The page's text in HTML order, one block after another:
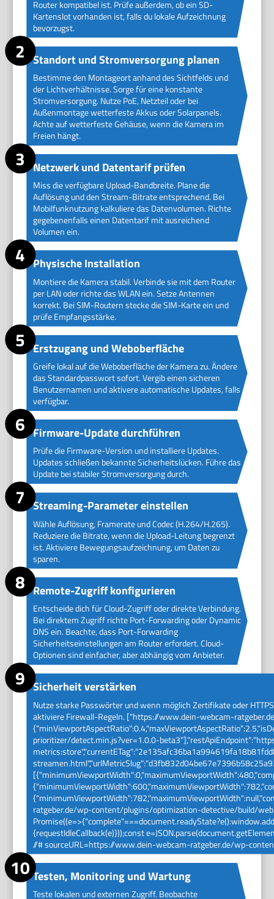
Router kompatibel ist. Prüfe außerdem, ob ein SD-
Kartenslot vorhanden ist, falls du lokale Aufzeichnung
bevorzugst.
Standort und Stromversorgung planen
Bestimme den Montageort anhand des Sichtfelds und
der Lichtverhältnisse. Sorge für eine konstante
Stromversorgung. Nutze PoE, Netzteil oder bei
Außenmontage wetterfeste Akkus oder Solarpanels.
Achte auf wetterfeste Gehäuse, wenn die Kamera im
Freien hängt.
Netzwerk und Datentarif prüfen
Miss die verfügbare Upload-Bandbreite. Plane die
Auflösung und den Stream-Bitrate entsprechend. Bei
Mobilfunknutzung kalkuliere das Datenvolumen. Richte
gegebenenfalls einen Datentarif mit ausreichend
Volumen ein.
Physische Installation
Montiere die Kamera stabil. Verbinde sie mit dem Router
per LAN oder richte das WLAN ein. Setze Antennen
korrekt. Bei SIM-Routern stecke die SIM-Karte ein und
prüfe Empfangsstärke.
Erstzugang und Weboberfläche
Greife lokal auf die Weboberfläche der Kamera zu. Ändere
das Standardpasswort sofort. Vergib einen sicheren
Benutzernamen und aktivere automatische Updates, falls
verfügbar.
Firmware-Update durchführen
Prüfe die Firmware-Version und installiere Updates.
Updates schließen bekannte Sicherheitslücken. Führe das
Update bei stabiler Stromversorgung durch.
Streaming-Parameter einstellen
Wähle Auflösung, Framerate und Codec (H.264/H.265).
Reduziere die Bitrate, wenn die Upload-Leitung begrenzt
ist. Aktiviere Bewegungsaufzeichnung, um Daten zu
sparen.
Remote-Zugriff konfigurieren
Entscheide dich für Cloud-Zugriff oder direkte Verbindung.
Bei direktem Zugriff richte Port-Forwarding oder Dynamic
DNS ein. Beachte, dass Port-Forwarding
Sicherheitseinstellungen am Router erfordert. Cloud-
Optionen sind einfacher, aber abhängig vom Anbieter.
Sicherheit verstärken
Nutze starke Passwörter und wenn möglich Zertifikate oder
aktiviere Firewall-Regeln. ["https://www.dein-webcam-
prioritizer/detect.min.js?ver=1.0.0-
ratgeber.de/wp-content/plugins/optimization-detective/build/
{requestIdleCallback(e)}));const
//# sourceURL=https://www.dein-webcam-ratgeber.de/wp-
Testen, Monitoring und Wartung
Teste lokalen und externen Zugriff. Beobachte